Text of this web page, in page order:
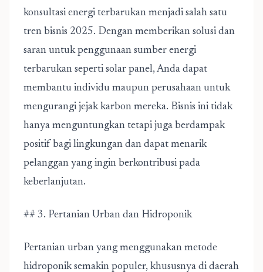
konsultasi energi terbarukan menjadi salah satu
tren bisnis 2025. Dengan memberikan solusi dan
saran untuk penggunaan sumber energi
terbarukan seperti solar panel, Anda dapat
membantu individu maupun perusahaan untuk
mengurangi jejak karbon mereka. Bisnis ini tidak
hanya menguntungkan tetapi juga berdampak
positif bagi lingkungan dan dapat menarik
pelanggan yang ingin berkontribusi pada
keberlanjutan.
## 3. Pertanian Urban dan Hidroponik
Pertanian urban yang menggunakan metode
hidroponik semakin populer, khususnya di daerah